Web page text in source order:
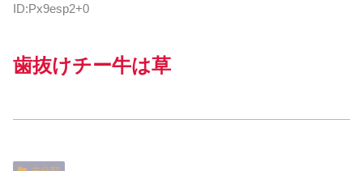
ID:Px9esp2+0
歯抜けチー牛は草